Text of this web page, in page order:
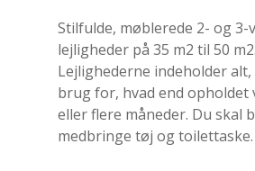
Stilfulde, møblerede 2- og
lejligheder på 35 m2 til 50 m2.
Lejlighederne indeholder
brug for, hvad end opholdet
eller flere måneder. Du skal
medbringe tøj og toilettaske.